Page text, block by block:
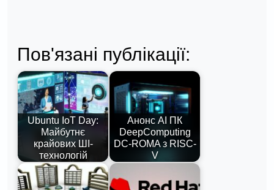
Пов'язані публікації:
Ubuntu IoT Day:
Майбутнє
крайових ШІ-
технологій
Анонс AI ПК
DeepComputing
DC-ROMA з RISC-
V